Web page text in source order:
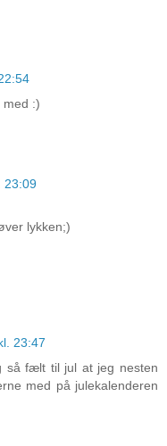
:)
23:09
lykken;)
23:47
så fælt til jul at jeg nesten
med på julekalenderen